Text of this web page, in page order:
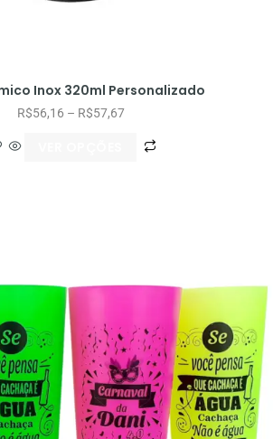
Inox 320ml Personalizado
R$56,16 – R$57,67